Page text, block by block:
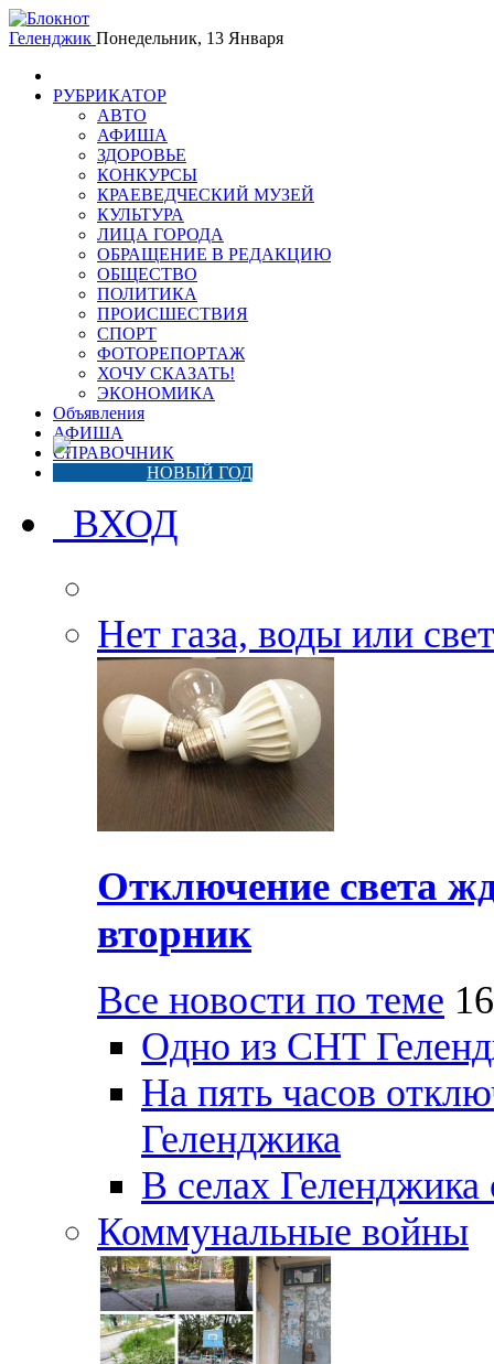
Геленджик Понедельник, 13 Января
РУБРИКАТОР
АВТО
АФИША
ЗДОРОВЬЕ
КОНКУРСЫ
КРАЕВЕДЧЕСКИЙ МУЗЕЙ
КУЛЬТУРА
ЛИЦА ГОРОДА
ОБРАЩЕНИЕ В РЕДАКЦИЮ
ОБЩЕСТВО
ПОЛИТИКА
ПРОИСШЕСТВИЯ
СПОРТ
ФОТОРЕПОРТАЖ
ХОЧУ СКАЗАТЬ!
ЭКОНОМИКА
Объявления
АФИША
СПРАВОЧНИК
НОВЫЙ ГОД
ВХОД
Нет газа, воды или
Отключение света
вторник
Все новости по теме
Одно из СНТ
На пять часов
Геленджика
В селах Геленджика
Коммунальные войны